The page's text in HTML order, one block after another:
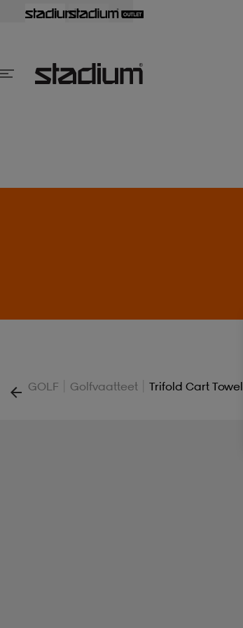
GOLF | Golfvaatteet | Trifold Cart Towel